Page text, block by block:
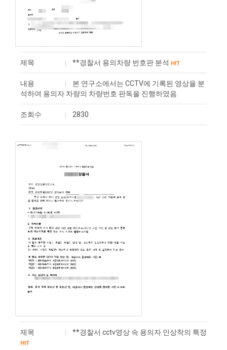
제목 **경찰서 용의차량 번호판 분석 HIT
내용
본 연구소에서는 CCTV에 기록된 영상을 분
석하여 ​용의자 차량의 차량번호 판독을 진행하였음.
조회수 2830
제목 **경찰서 cctv영상 속 용의자 인상착의 특정
HIT